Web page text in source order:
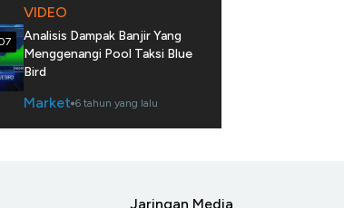
VIDEO
Analisis Dampak Banjir Yang
Menggenangi Pool Taksi Blue
Bird
Market 6 tahun yang lalu
Jaringan Media